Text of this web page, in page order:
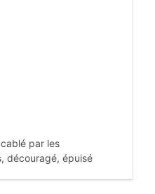
par les
découragé, épuisé